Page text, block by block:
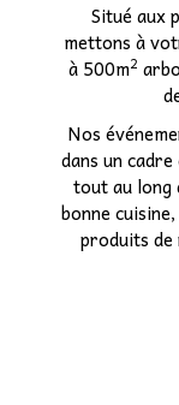
Etudiants
Autocariste
Situé aux
mettons à
à 500m2
Nos
dans un
tout au long
bonne
produits